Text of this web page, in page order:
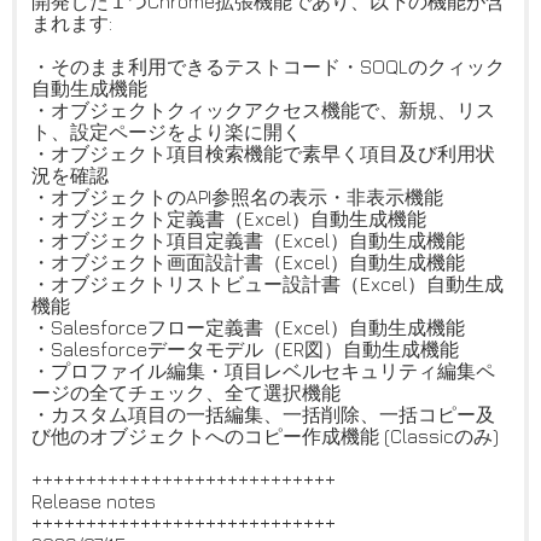
まれます:
・そのまま利用できるテストコード・SOQLのクィック
自動生成機能
・オブジェクトクィックアクセス機能で、新規、リス
ト、設定ページをより楽に開く
・オブジェクト項目検索機能で素早く項目及び利用状
況を確認
・オブジェクトのAPI参照名の表示・非表示機能
・オブジェクト定義書（Excel）自動生成機能
・オブジェクト項目定義書（Excel）自動生成機能
・オブジェクト画面設計書（Excel）自動生成機能
・オブジェクトリストビュー設計書（Excel）自動生成
機能
・Salesforceフロー定義書（Excel）自動生成機能
・Salesforceデータモデル（ER図）自動生成機能
・プロファイル編集・項目レベルセキュリティ編集ペ
ージの全てチェック、全て選択機能
・カスタム項目の一括編集、一括削除、一括コピー及
び他のオブジェクトへのコピー作成機能 (Classicのみ)
++++++++++++++++++++++++++++
Release notes
++++++++++++++++++++++++++++